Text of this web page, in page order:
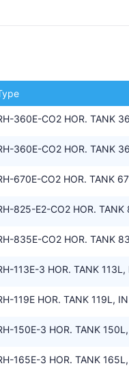
360E-CO2 HOR. TANK
360E-CO2 HOR. TANK
670E-CO2 HOR. TANK
825-E2-CO2 HOR.
835E-CO2 HOR. TANK
113E-3 HOR. TANK
119E HOR. TANK 119L,
150E-3 HOR. TANK
165E-3 HOR. TANK